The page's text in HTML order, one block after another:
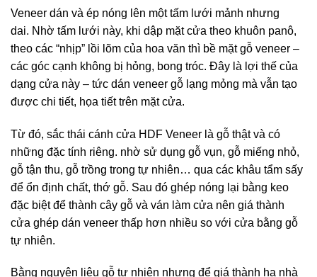
Veneer dán và ép nóng lên một tấm lưới mảnh nhưng
dai. Nhờ tấm lưới này, khi dập mặt cửa theo khuôn panô,
theo các “nhịp” lồi lõm của hoa văn thì bề mặt gỗ veneer –
các góc cạnh không bị hỏng, bong tróc. Đây là lợi thế của
dạng cửa này – tức dán veneer gỗ lạng mỏng mà vẫn tạo
được chi tiết, họa tiết trên mặt cửa.
Từ đó, sắc thái cánh cửa HDF Veneer là gỗ thật và có
những đặc tính riêng. nhờ sử dụng gỗ vụn, gỗ miếng nhỏ,
gỗ tận thu, gỗ trồng trong tự nhiên… qua các khâu tẩm sấy
để ổn định chất, thớ gỗ. Sau đó ghép nóng lại bằng keo
đặc biệt để thành cây gỗ và ván làm cửa nên giá thành
cửa ghép dán veneer thấp hơn nhiều so với cửa bằng gỗ
tự nhiên.
Bằng nguyên liệu gỗ tự nhiên nhưng để giá thành hạ nhà